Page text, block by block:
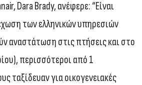
Dara Brady, ανέφερε: “Είναι
των ελληνικών υπηρεσιών
αναστάτωση στις πτήσεις και στο
περισσότεροι από 1
ταξίδευαν για οικογενειακές